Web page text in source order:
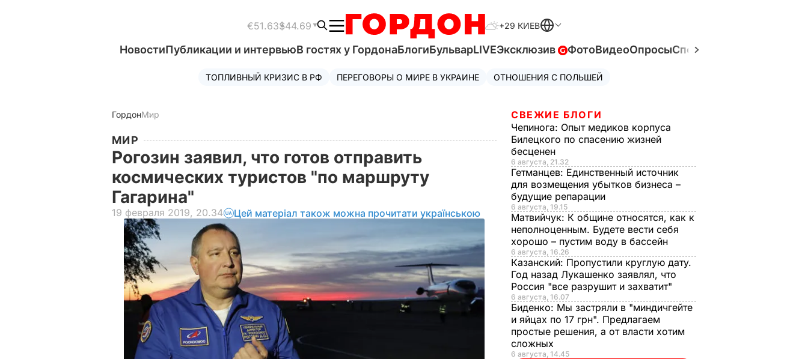
€51.63$44.69 +29 КИЕВ
НовостиПубликации и интервьюВ гостях у ГордонаБлогиБульварLIVEЭксклюзив ФотоВидеоОпросыСпецпроекты
ТОПЛИВНЫЙ КРИЗИС В РФ ПЕРЕГОВОРЫ О МИРЕ В УКРАИНЕ ОТНОШЕНИЯ С ПОЛЬШЕЙ
ГордонМир
МИР
Рогозин заявил, что готов отправить
космических туристов "по маршруту
Гагарина"
19 февраля 2019, 20.34 Цей матеріал також можна прочитати українською
СВЕЖИЕ БЛОГИ
Чепинога: Опыт медиков корпуса
Билецкого по спасению жизней
бесценен
6 августа, 21.32
Гетманцев: Единственный источник
для возмещения убытков бизнеса –
будущие репарации
6 августа, 19.15
Матвийчук: К общине относятся, как к
неполноценным. Будете вести себя
хорошо – пустим воду в бассейн
6 августа, 16.26
Казанский: Пропустили круглую дату.
Год назад Лукашенко заявлял, что
Россия "все разрушит и захватит"
6 августа, 16.07
Биденко: Мы застряли в "миндичгейте
и яйцах по 17 грн". Предлагаем
простые решения, а от власти хотим
сложных
6 августа, 14.45